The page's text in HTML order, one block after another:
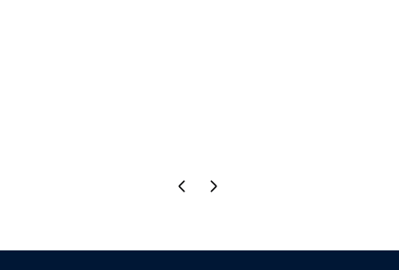
Pagina precedente
Pagina successiva